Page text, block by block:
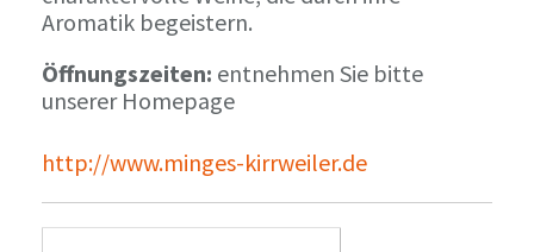
Aromatik begeistern.
Öffnungszeiten: entnehmen Sie bitte
unserer Homepage
http://www.minges-kirrweiler.de